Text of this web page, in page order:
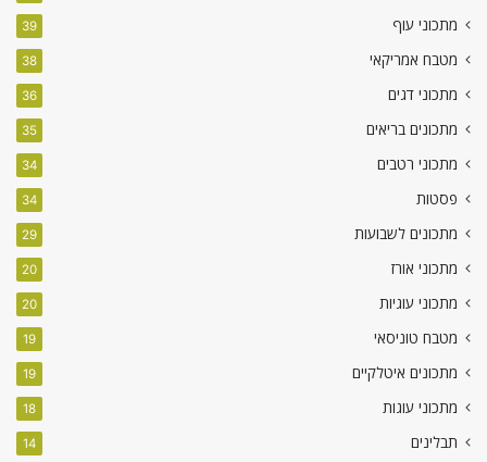
מתכוני עוף 39
מטבח אמריקאי 38
מתכוני דגים 36
מתכונים בריאים 35
מתכוני רטבים 34
פסטות 34
מתכונים לשבועות 29
מתכוני אורז 20
מתכוני עוגיות 20
מטבח טוניסאי 19
מתכונים איטלקיים 19
מתכוני עוגות 18
תבלינים 14